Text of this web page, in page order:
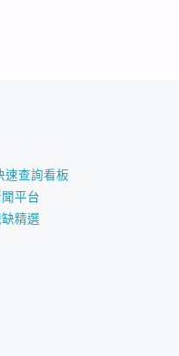
速查詢看板
平台
精選